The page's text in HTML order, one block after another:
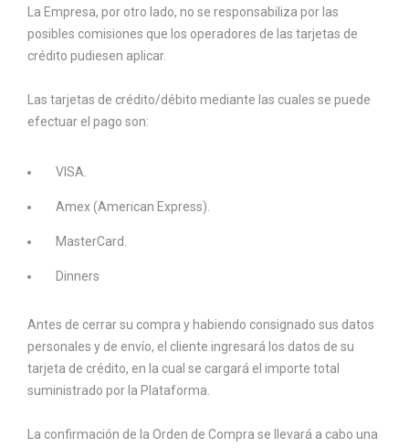
La Empresa, por otro lado, no se responsabiliza por las
posibles comisiones que los operadores de las tarjetas de
crédito pudiesen aplicar.
Las tarjetas de crédito/débito mediante las cuales se puede
efectuar el pago son:
VISA.
Amex (American Express).
MasterCard.
Dinners
Antes de cerrar su compra y habiendo consignado sus datos
personales y de envío, el cliente ingresará los datos de su
tarjeta de crédito, en la cual se cargará el importe total
suministrado por la Plataforma.
La confirmación de la Orden de Compra se llevará a cabo una